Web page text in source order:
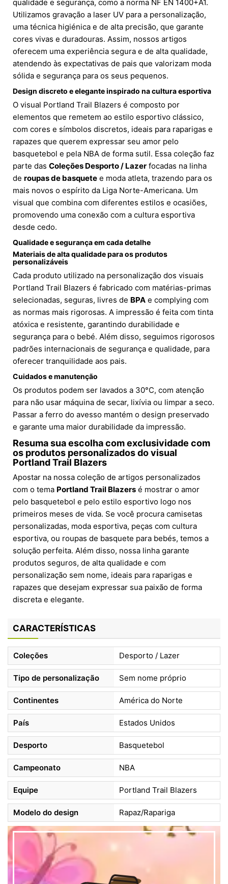
qualidade e segurança, como a norma NF EN 1400+A1.
Utilizamos gravação a laser UV para a personalização,
uma técnica higiénica e de alta precisão, que garante
cores vivas e duradouras. Assim, nossos artigos
oferecem uma experiência segura e de alta qualidade,
atendendo às expectativas de pais que valorizam moda
sólida e segurança para os seus pequenos.
Design discreto e elegante inspirado na cultura esportiva
O visual Portland Trail Blazers é composto por
elementos que remetem ao estilo esportivo clássico,
com cores e símbolos discretos, ideais para raparigas e
rapazes que querem expressar seu amor pelo
basquetebol e pela NBA de forma sutil. Essa coleção faz
parte das Coleções Desporto / Lazer focadas na linha
de roupas de basquete e moda atleta, trazendo para os
mais novos o espírito da Liga Norte-Americana. Um
visual que combina com diferentes estilos e ocasiões,
promovendo uma conexão com a cultura esportiva
desde cedo.
Qualidade e segurança em cada detalhe
Materiais de alta qualidade para os produtos
personalizáveis
Cada produto utilizado na personalização dos visuais
Portland Trail Blazers é fabricado com matérias-primas
selecionadas, seguras, livres de BPA e complying com
as normas mais rigorosas. A impressão é feita com tinta
atóxica e resistente, garantindo durabilidade e
segurança para o bebé. Além disso, seguimos rigorosos
padrões internacionais de segurança e qualidade, para
oferecer tranquilidade aos pais.
Cuidados e manutenção
Os produtos podem ser lavados a 30°C, com atenção
para não usar máquina de secar, lixívia ou limpar a seco.
Passar a ferro do avesso mantém o design preservado
e garante uma maior durabilidade da impressão.
Resuma sua escolha com exclusividade com
os produtos personalizados do visual
Portland Trail Blazers
Apostar na nossa coleção de artigos personalizados
com o tema Portland Trail Blazers é mostrar o amor
pelo basquetebol e pelo estilo esportivo logo nos
primeiros meses de vida. Se você procura camisetas
personalizadas, moda esportiva, peças com cultura
esportiva, ou roupas de basquete para bebés, temos a
solução perfeita. Além disso, nossa linha garante
produtos seguros, de alta qualidade e com
personalização sem nome, ideais para raparigas e
rapazes que desejam expressar sua paixão de forma
discreta e elegante.
CARACTERÍSTICAS
Coleções Desporto / Lazer
Tipo de personalização Sem nome próprio
Continentes América do Norte
País Estados Unidos
Desporto Basquetebol
Campeonato NBA
Equipe Portland Trail Blazers
Modelo do design Rapaz/Rapariga